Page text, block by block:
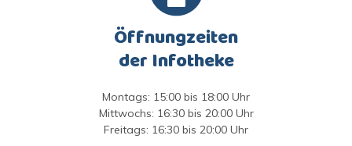
Öffnungzeiten
der Infotheke
Montags: 15:00 bis 18:00 Uhr
Mittwochs: 16:30 bis 20:00 Uhr
Freitags: 16:30 bis 20:00 Uhr